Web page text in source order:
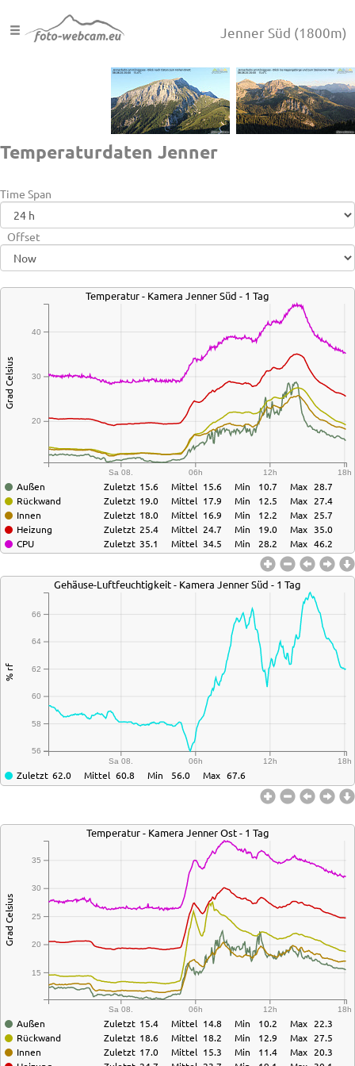
Jenner Süd (1800m)
Temperaturdaten Jenner
Time Span
Offset
Temperatur - Kamera Jenner Süd - 1 Tag
Sa 08. 06h 12h 18h
20
30
40
Grad Celsius
Außen
Rückwand
Innen
Heizung
CPU
Zuletzt
Zuletzt
Zuletzt
Zuletzt
Zuletzt
15.6
19.0
18.0
25.4
35.1
Mittel
Mittel
Mittel
Mittel
Mittel
15.6
17.9
16.9
24.7
34.5
Min
Min
Min
Min
Min
10.7
12.5
12.2
19.0
28.2
Max
Max
Max
Max
Max
28.7
27.4
25.7
35.0
46.2
Gehäuse-Luftfeuchtigkeit - Kamera Jenner Süd - 1 Tag
Sa 08. 06h 12h 18h
56
58
60
62
64
66
% rf
Zuletzt 62.0 Mittel 60.8 Min 56.0 Max 67.6
Temperatur - Kamera Jenner Ost - 1 Tag
Sa 08. 06h 12h 18h
15
20
25
30
35
Grad Celsius
Außen
Rückwand
Innen
Zuletzt
Zuletzt
Zuletzt
15.4
18.6
17.0
Mittel
Mittel
Mittel
14.8
18.2
15.3
Min
Min
Min
10.2
12.9
11.4
Max
Max
Max
22.3
27.5
20.3